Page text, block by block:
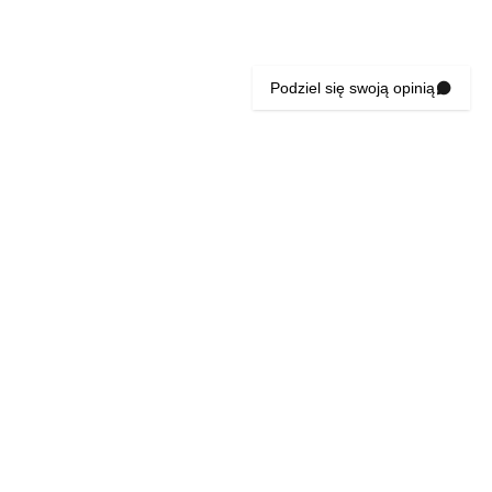
Podziel się swoją opinią